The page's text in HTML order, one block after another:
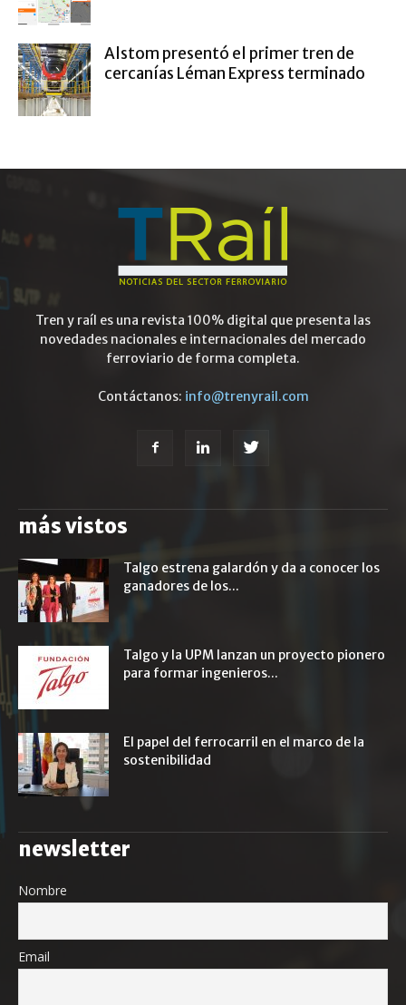
Alstom presentó el primer tren de
cercanías Léman Express terminado
Tren y raíl es una revista 100% digital que presenta las
novedades nacionales e internacionales del mercado
ferroviario de forma completa.
Contáctanos: info@trenyrail.com
más vistos
Talgo estrena galardón y da a conocer los
ganadores de los...
Talgo y la UPM lanzan un proyecto pionero
para formar ingenieros...
El papel del ferrocarril en el marco de la
sostenibilidad
newsletter
Nombre
Email